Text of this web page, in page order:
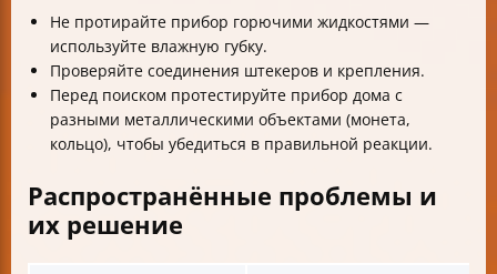
Не протирайте прибор горючими жидкостями —
используйте влажную губку.
Проверяйте соединения штекеров и крепления.
Перед поиском протестируйте прибор дома с
разными металлическими объектами (монета,
кольцо), чтобы убедиться в правильной реакции.
Распространённые проблемы и
их решение